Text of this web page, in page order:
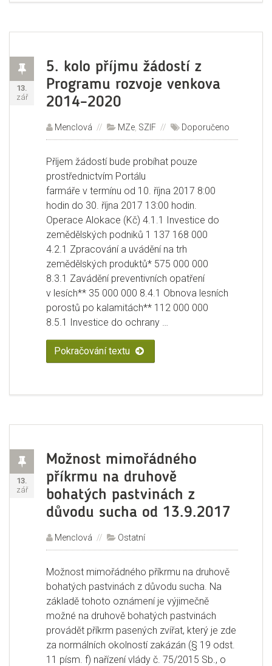
5. kolo příjmu žádostí z
Programu rozvoje venkova
2014–2020
Příspěvek
Publikováno:
13.
zář
Autor:
Menclová Rubriky:
MZe SZIF Štítky:
Doporučeno
Příjem žádostí bude probíhat pouze
prostřednictvím Portálu
farmáře v termínu od 10. října 2017 8:00
hodin do 30. října 2017 13:00 hodin.
Operace Alokace (Kč) 4.1.1 Investice do
zemědělských podniků 1 137 168 000
4.2.1 Zpracování a uvádění na trh
zemědělských produktů* 575 000 000
8.3.1 Zavádění preventivních opatření
v lesích** 35 000 000 8.4.1 Obnova lesních
porostů po kalamitách** 112 000 000
8.5.1 Investice do ochrany …
Pokračování textu „5. kolo příjmu žádostí z
Možnost mimořádného
příkrmu na druhově
bohatých pastvinách z
důvodu sucha od 13.9.2017
Příspěvek
Publikováno:
13.
zář
Autor:
Menclová Rubriky:
Ostatní
Možnost mimořádného příkrmu na druhově
bohatých pastvinách z důvodu sucha. Na
základě tohoto oznámení je výjimečně
možné na druhově bohatých pastvinách
provádět příkrm pasených zvířat, který je zde
za normálních okolností zakázán (§ 19 odst.
11 písm. f) nařízení vlády č. 75/2015 Sb., o